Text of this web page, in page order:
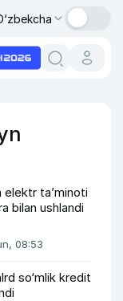
elektr ta’minoti
bilan ushlandi
08:53
so‘mlik kredit